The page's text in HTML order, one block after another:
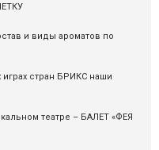
и виды ароматов по
стран БРИКС наши
театре – БАЛЕТ «ФЕЯ